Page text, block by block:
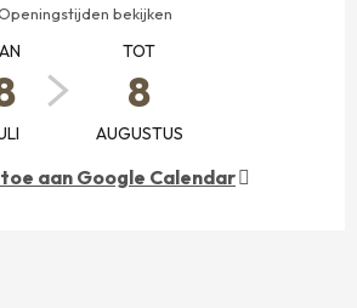
bekijken
TOT
8
AUGUSTUS
aan Google Calendar